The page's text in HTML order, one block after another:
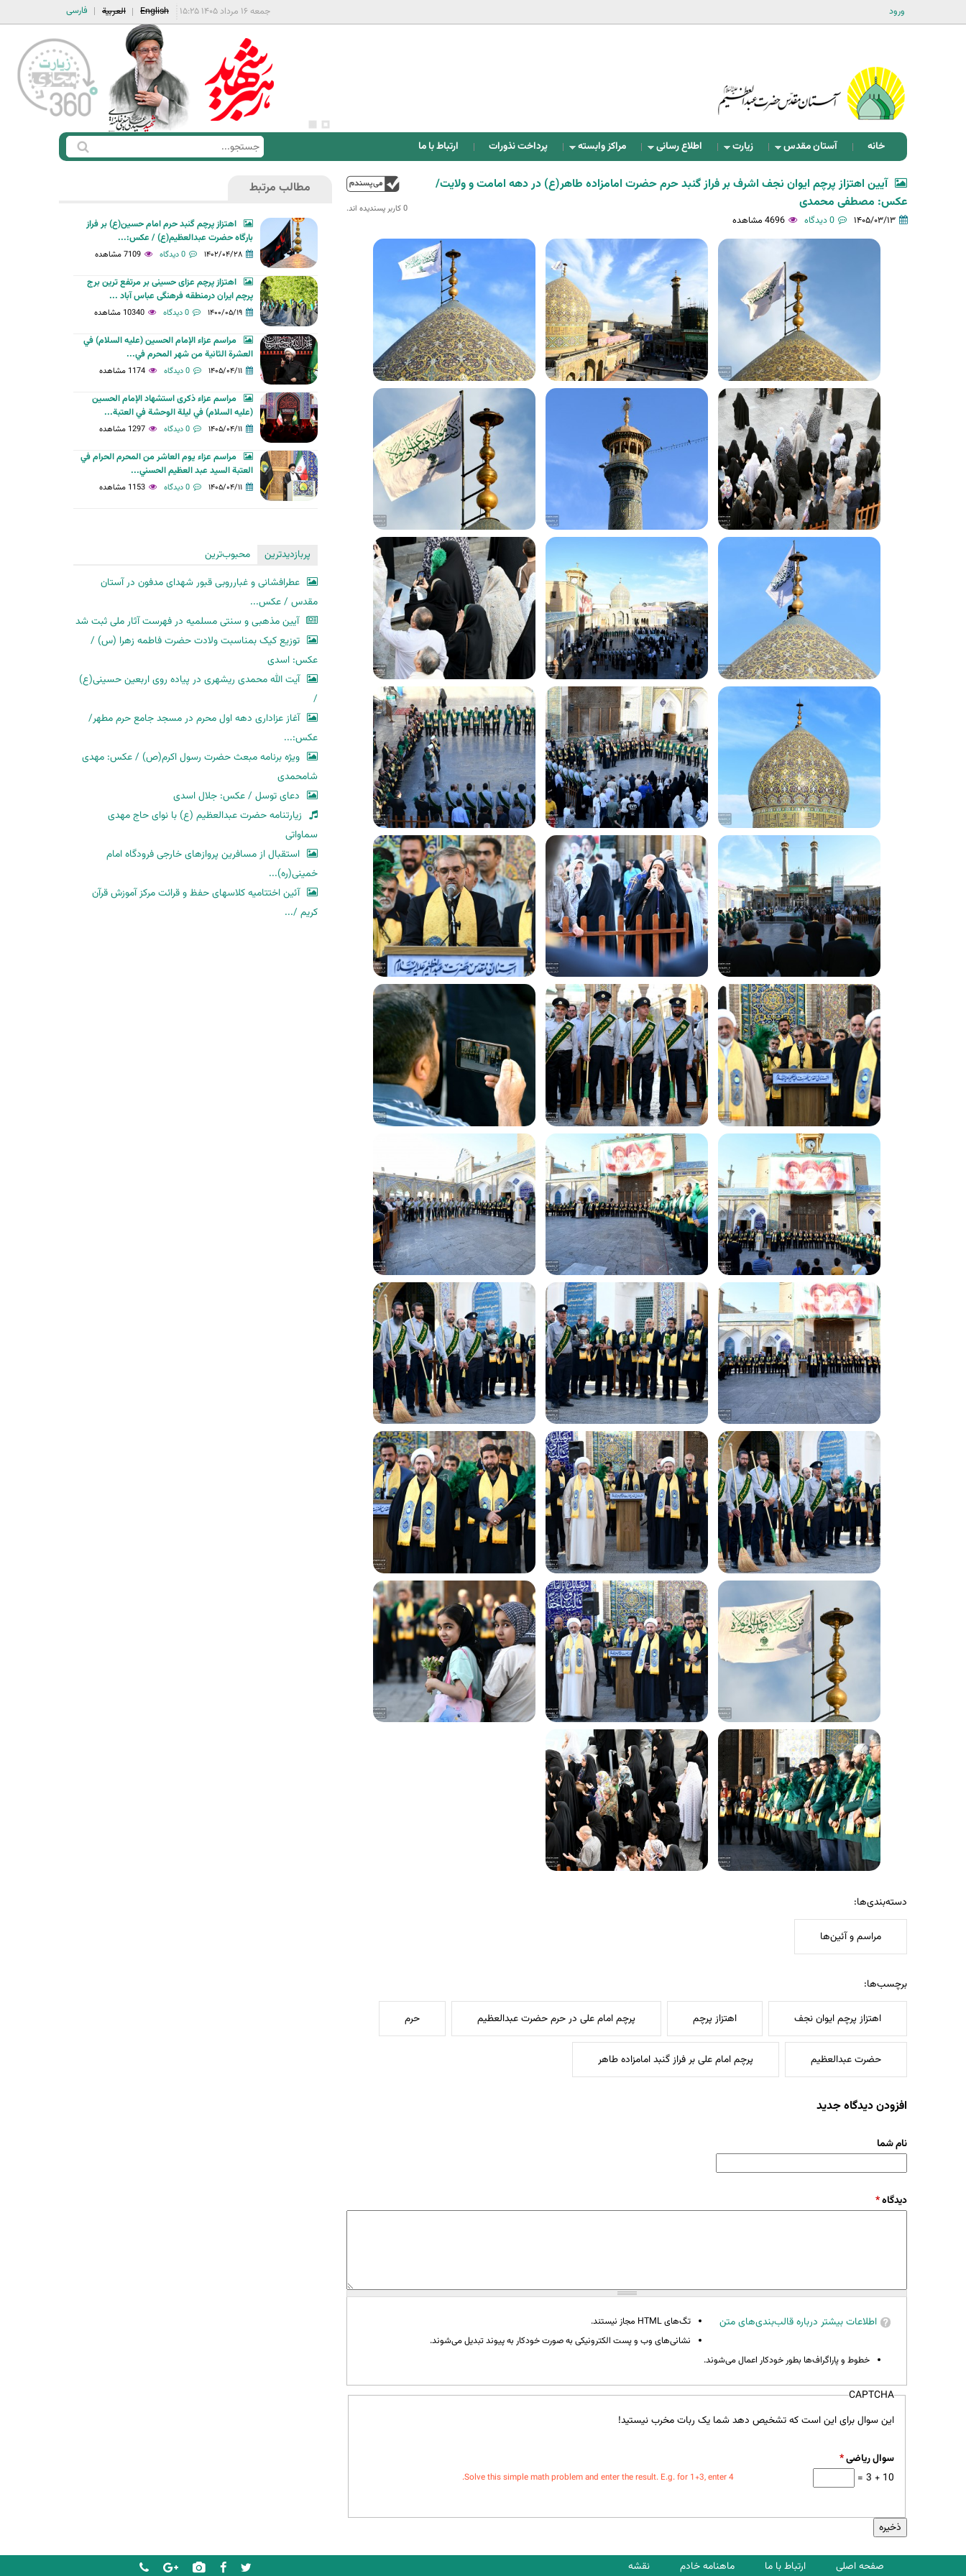
ورود فارسی العربية English جمعه ۱۶ مرداد ۱۴۰۵ ۱۵:۲۵
خانه آستان مقدس زیارت اطلاع رسانی مراکز وابسته پرداخت نذورات ارتباط با ما
ف
ر
ج
س
ج
س
ت
0 کاربر پسندیده اند.‎
آیین اهتزاز پرچم ایوان نجف اشرف بر فراز گنبد حرم حضرت امامزاده طاهر(ع) در دهه امامت و ولایت/
عکس: مصطفی محمدی
۱۴۰۵/۰۳/۱۳ 0 دیدگاه 4696 مشاهده
دسته‌بندی‌ها:
مراسم و آئین‌ها
برچسب‌ها:
اهتزاز پرچم ایوان نجف اهتزاز پرچم پرچم امام علی در حرم حضرت عبدالعظیم حرم
حضرت عبدالعظیم پرچم امام علی بر فراز گنبد امامزاده طاهر
افزودن دیدگاه جدید
نام شما
دیدگاه*
اطلاعات بیشتر درباره قالب‌بندی‌های متن
تگ‌های HTML مجاز نیستند.
نشانی‌های وب و پست الکترونیکی به صورت خودکار به پیوند تبدیل می‌شوند.
خطوط و پاراگراف‌ها بطور خودکار اعمال می‌شوند.
CAPTCHA
این سوال برای این است که تشخیص دهد شما یک ربات مخرب نیستید!
سوال ریاضی*
10 + 3 =
Solve this simple math problem and enter the result. E.g. for 1+3, enter 4.
مطالب مرتبط
اهتزاز پرچم گنبد حرم امام حسین(ع) بر فراز
بارگاه حضرت عبدالعظیم(ع) / عکس:...
۱۴۰۲/۰۴/۲۸ 0 دیدگاه 7109 مشاهده
اهتزاز پرچم عزای حسینی بر مرتفع ترین برج
پرچم ایران درمنطقه فرهنگی عباس آباد ...
۱۴۰۰/۰۵/۱۹ 0 دیدگاه 10340 مشاهده
مراسم عزاء الإمام الحسين (عليه السلام) في
العشرة الثانية من شهر المحرم في...
۱۴۰۵/۰۴/۱۱ 0 دیدگاه 1174 مشاهده
مراسم عزاء ذكرى استشهاد الإمام الحسين
(عليه السلام) في ليلة الوحشة في العتبة...
۱۴۰۵/۰۴/۱۱ 0 دیدگاه 1297 مشاهده
مراسم عزاء يوم العاشر من المحرم الحرام في
العتبة السيد عبد العظيم الحسني...
۱۴۰۵/۰۴/۱۱ 0 دیدگاه 1153 مشاهده
پربازدیدترین
محبوب‌ترین
عطرافشانی و غبارروبی قبور شهدای مدفون در آستان
مقدس / عکس...
آیین مذهبی و سنتی مسلمیه در فهرست آثار ملی ثبت شد
توزیع کیک بمناسبت ولادت حضرت فاطمه زهرا (س) /
عکس: اسدی
آیت الله محمدی ریشهری در پیاده روی اربعین حسینی(ع)
/
آغاز عزاداری دهه اول محرم در مسجد جامع حرم مطهر/
عکس:...
ویژه برنامه مبعث حضرت رسول اکرم(ص) / عکس: مهدی
شامحمدی
دعای توسل / عکس: جلال اسدی
زیارتنامه حضرت عبدالعظیم (ع) با نوای حاج مهدی
سماواتی
استقبال از مسافرین پروازهای خارجی فرودگاه امام
خمینی(ره)...
آئین اختتامیه کلاسهای حفظ و قرائت مرکز آموزش قرآن
کریم /...
صفحه اصلی ارتباط با ما ماهنامه خادم نقشه